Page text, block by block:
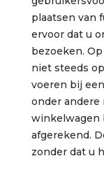
plaatsen van
ervoor dat u
bezoeken.
niet steeds
voeren bij
onder andere
winkelwagen
afgerekend.
zonder dat u